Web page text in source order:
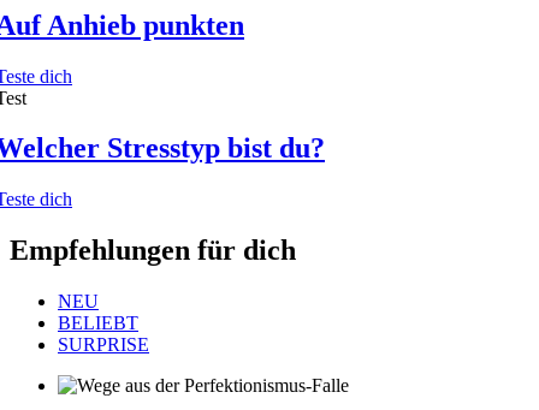
Anhieb punkten
dich
Stresstyp bist du?
dich
Empfehlungen für dich
NEU
BELIEBT
SURPRISE